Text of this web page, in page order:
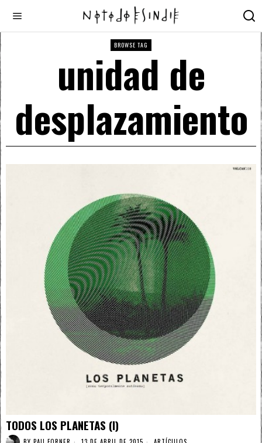
BROWSE TAG
unidad de
desplazamiento
TODOS LOS PLANETAS (I)